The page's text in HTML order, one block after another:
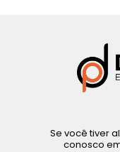
Se você tiver
conosco